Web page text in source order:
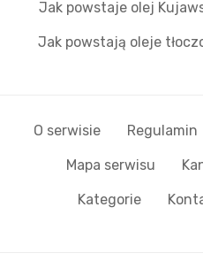
Jak powstaje olej
Jak powstają oleje
O serwisie Regulamin
Mapa serwisu
Kategorie